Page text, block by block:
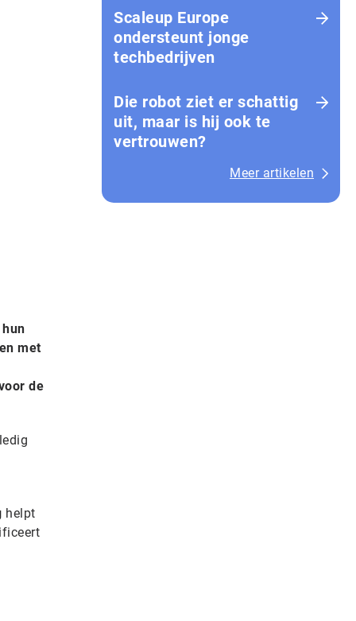
met
de
helpt
Scaleup Europe
ondersteunt jonge
techbedrijven
Die robot ziet er schattig
uit, maar is hij ook te
vertrouwen?
Meer artikelen